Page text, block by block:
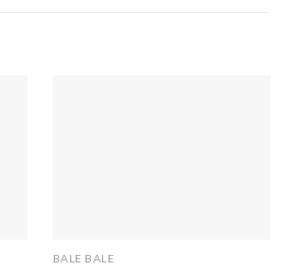
BALE BALE